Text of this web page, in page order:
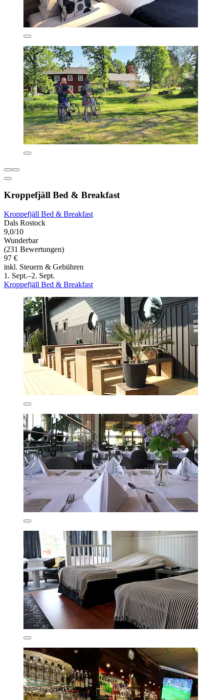
Kroppefjäll Bed & Breakfast
Kroppefjäll Bed & Breakfast
Dals Rostock
9,0/10
Wunderbar
(231 Bewertungen)
97 €
inkl. Steuern & Gebühren
1. Sept.–2. Sept.
Kroppefjäll Bed & Breakfast